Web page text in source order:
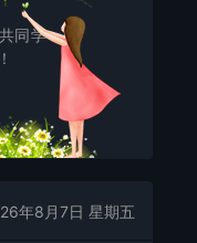
同学
年8月7日 星期五